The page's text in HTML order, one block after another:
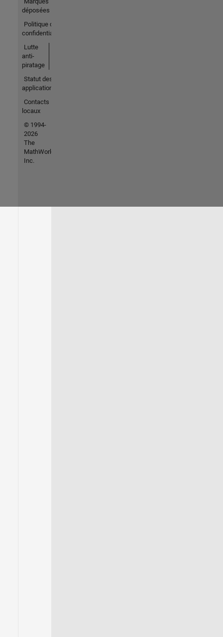
déposées
Politique de
confidentialité
Lutte
anti-
piratage
Statut des
applications
Contacts
locaux
© 1994-
2026
The
MathWorks,
Inc.